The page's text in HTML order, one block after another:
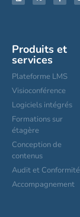
Produits et
services
Plateforme LMS
Visioconférence
Logiciels intégrés
Formations sur
étagère
Conception de
contenus
Audit et Conformité
Accompagnement